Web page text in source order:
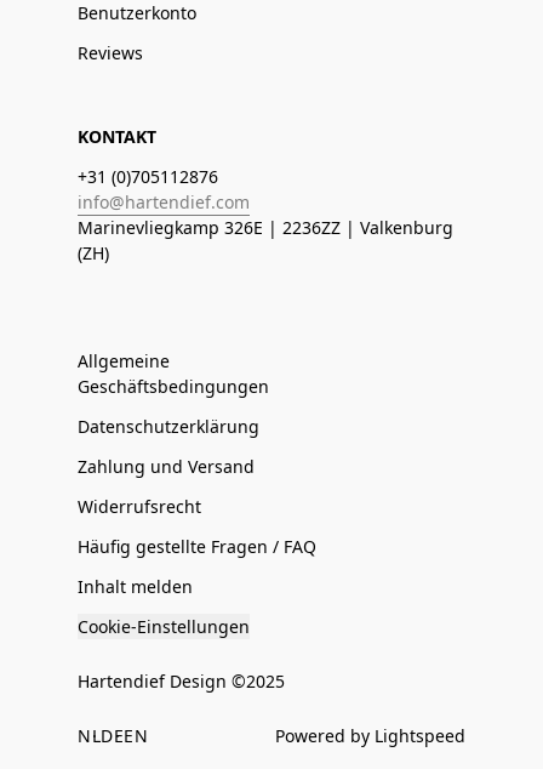
Benutzerkonto
Reviews
KONTAKT
+31 (0)705112876
info@hartendief.com
Marinevliegkamp 326E | 2236ZZ | Valkenburg
(ZH)
Allgemeine
Geschäftsbedingungen
Datenschutzerklärung
Zahlung und Versand
Widerrufsrecht
Häufig gestellte Fragen / FAQ
Inhalt melden
Cookie-Einstellungen
Hartendief Design ©2025
NLDEEN Powered by Lightspeed